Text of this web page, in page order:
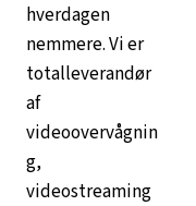
hverdagen
nemmere. Vi er
totalleverandør
af
videoovervågnin
g,
videostreaming